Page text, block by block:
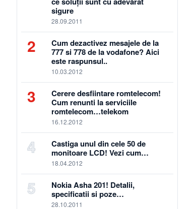
sigure
28.09.2011
2
Cum dezactivez mesajele de la
777 si 778 de la vodafone? Aici
este raspunsul..
10.03.2012
3
Cerere desfiintare romtelecom!
Cum renunti la serviciile
romtelecom…telekom
16.12.2012
4
Castiga unul din cele 50 de
monitoare LCD! Vezi cum…
18.04.2012
5
Nokia Asha 201! Detalii,
specificatii si poze…
28.10.2011